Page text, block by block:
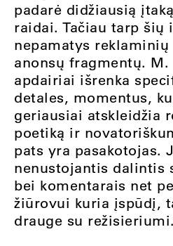
padarė didžiausią
raidai. Tačiau tarp šių
nepamatys
anonsų fragmentų. M.
apdairiai išrenka
detales, momentus,
geriausiai atskleidžia
poetiką ir
pats yra pasakotojas.
nenustojantis dalintis
bei komentarais net
žiūrovui kuria įspūdį,
drauge su režisieriumi.